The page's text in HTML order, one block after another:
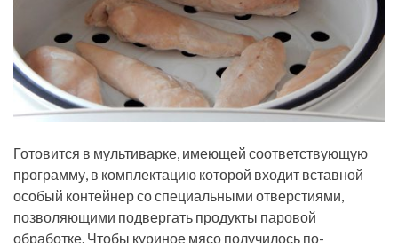
Готовится в мультиварке, имеющей соответствующую
программу, в комплектацию которой входит вставной
особый контейнер со специальными отверстиями,
позволяющими подвергать продукты паровой
обработке. Чтобы куриное мясо получилось по-